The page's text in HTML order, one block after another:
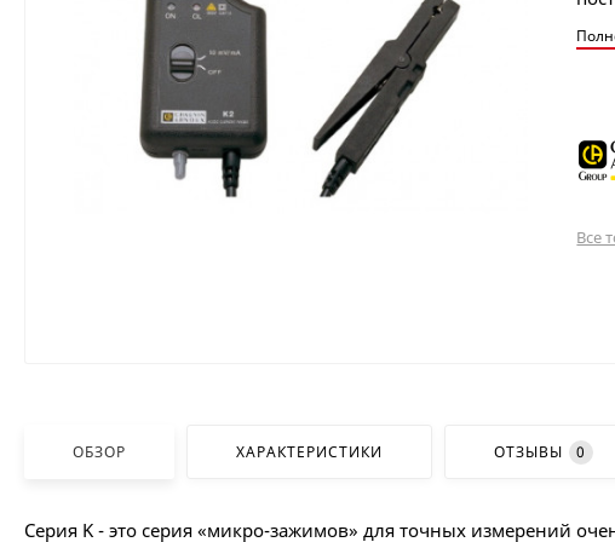
Все
ОБЗОР ХАРАКТЕРИСТИКИ ОТЗЫВЫ 0
Серия K - это серия «микро-зажимов» для точных измерений